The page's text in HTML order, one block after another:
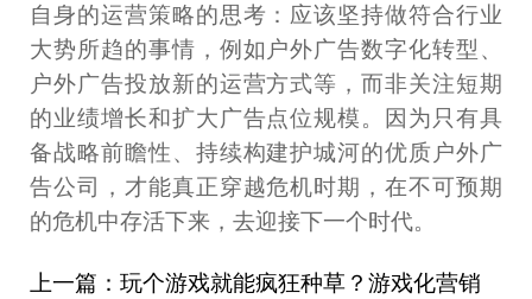
自身的运营策略的思考：应该坚持做符合行业
大势所趋的事情，例如户外广告数字化转型、
户外广告投放新的运营方式等，而非关注短期
的业绩增长和扩大广告点位规模。因为只有具
备战略前瞻性、持续构建护城河的优质户外广
告公司，才能真正穿越危机时期，在不可预期
的危机中存活下来，去迎接下一个时代。
上一篇：玩个游戏就能疯狂种草？游戏化营销